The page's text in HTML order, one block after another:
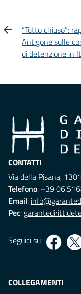
“Tutto chiuso”:
Antigone sulle
di detenzione in
CONTATTI
Via della Pisana,
Telefono: +39
Email:
Pec:
Seguici su
COLLEGAMENTI